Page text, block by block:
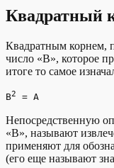
Квадратный
Квадратным корнем,
число «B», которое
итоге то самое
B2 = A
Непосредственную
«B», называют
применяют для
(его еще называют